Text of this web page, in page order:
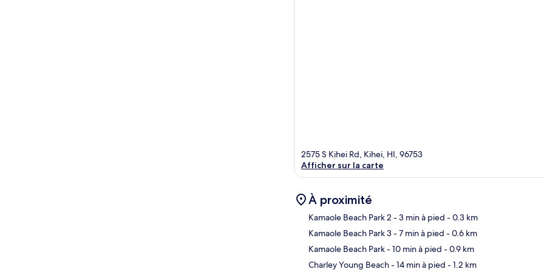
2575 S Kihei Rd, Kihei, HI, 96753
Afficher sur la carte
À proximité
Kamaole Beach Park 2 - 3 min à pied - 0.3 km
Kamaole Beach Park 3- 7 min à pied - 0.6 km
Kamaole Beach Park- 10 min à pied - 0.9 km
Charley Young Beach- 14 min à pied - 1.2 km